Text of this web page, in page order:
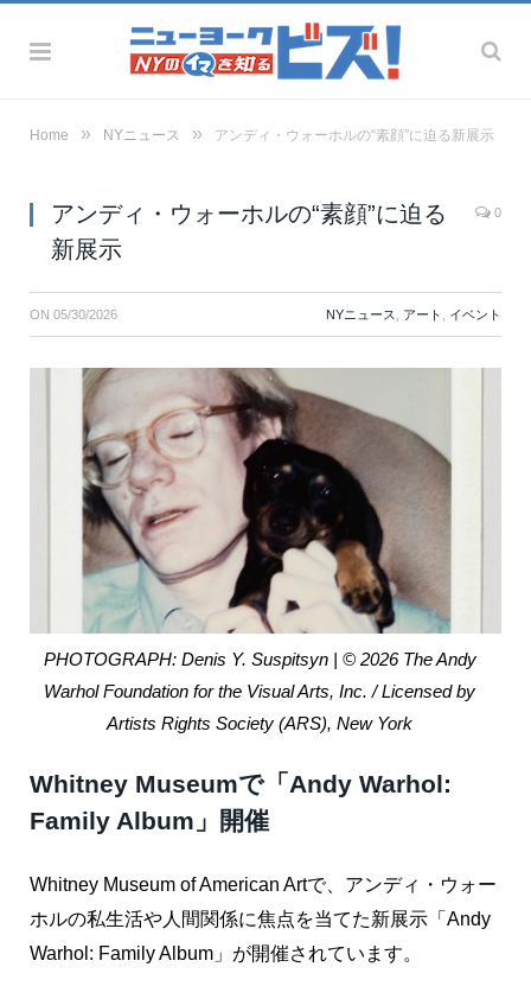
Home » NYニュース » アンディ・ウォーホルの“素顔”に迫る新展示
アンディ・ウォーホルの“素顔”に迫る
新展示
0
ON 05/30/2026 NYニュース アート イベント
PHOTOGRAPH: Denis Y. Suspitsyn | © 2026 The Andy
Warhol Foundation for the Visual Arts, Inc. / Licensed by
Artists Rights Society (ARS), New York
Whitney Museumで「Andy Warhol:
Family Album」開催
Whitney Museum of American Artで、アンディ・ウォー
ホルの私生活や人間関係に焦点を当てた新展示「Andy
Warhol: Family Album」が開催されています。